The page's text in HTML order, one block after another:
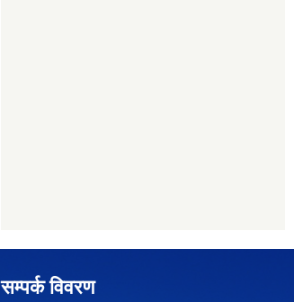
सम्पर्क विवरण